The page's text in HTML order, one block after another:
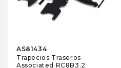
AS81434
Trapecios Traseros
Associated RC8B3.2